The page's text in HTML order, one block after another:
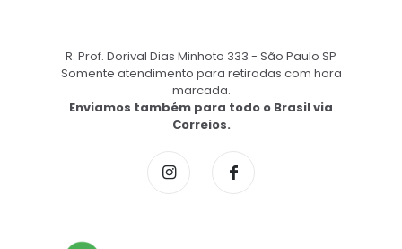
R. Prof. Dorival Dias Minhoto 333 - São Paulo SP
Somente atendimento para retiradas com hora
marcada.
Enviamos também para todo o Brasil via
Correios.